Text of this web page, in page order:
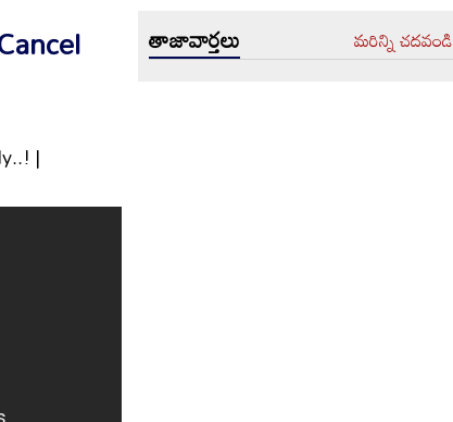
|
తాజావార్తలు మరిన్ని చదవండి